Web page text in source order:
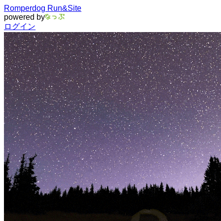
Romperdog Run&Site
powered by
ログイン